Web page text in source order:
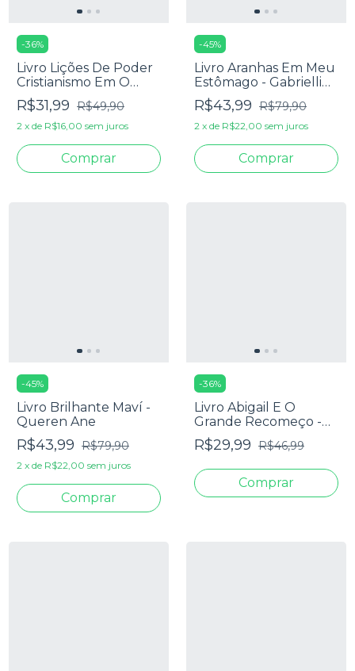
-36%
Livro Lições De Poder
Cristianismo Em O
Senhor Dos Anéis -
Rafael Soares E
Vinícius A. Miranda
R$31,99 R$49,90
2 x de R$16,00 sem juros
-45%
Livro Aranhas Em Meu
Estômago - Gabrielli
Casseta
R$43,99 R$79,90
2 x de R$22,00 sem juros
-45%
Livro Brilhante Maví -
Queren Ane
R$43,99 R$79,90
2 x de R$22,00 sem juros
-36%
Livro Abigail E O
Grande Recomeço -
Bethany McIlrath
R$29,99 R$46,99